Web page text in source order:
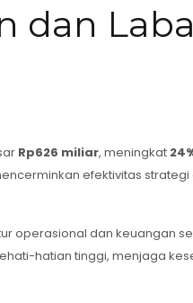
dan
Rp626 miliar, meningkat
efektivitas
operasional dan keuangan
hatian tinggi, menjaga